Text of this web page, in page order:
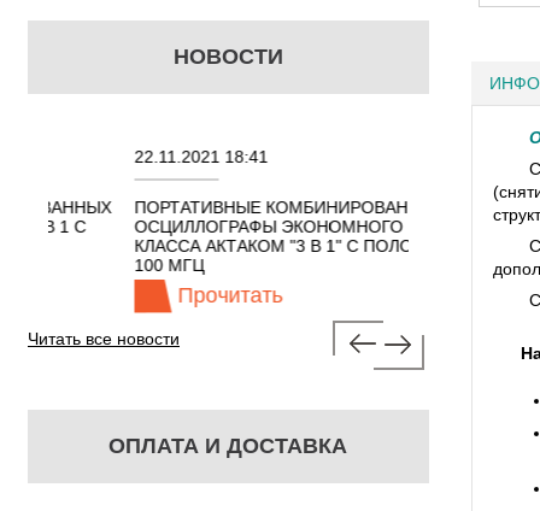
НОВОСТИ
22.11.2021 18:41
ПОРТАТИВНЫЕ КОМБИНИРОВАННЫЕ
ОСЦИЛЛОГРАФЫ ЭКОНОМНОГО
КЛАССА АКТАКОМ "3 В 1" С ПОЛОСОЙ
Прочитать
ОСЦИЛЛОГРАФЫ
Читать все новости
ОПЛАТА И ДОСТАВКА